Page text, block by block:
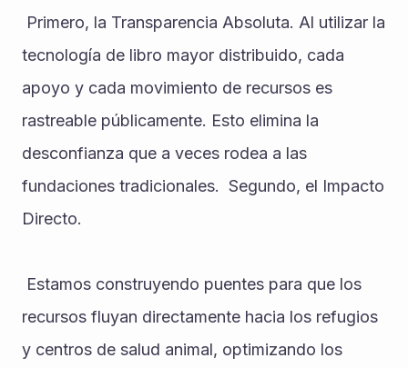
‎ ‎Primero, la Transparencia Absoluta. Al utilizar la
tecnología de libro mayor distribuido, cada
apoyo y cada movimiento de recursos es
rastreable públicamente. Esto elimina la
desconfianza que a veces rodea a las
fundaciones tradicionales. ‎ ‎Segundo, el Impacto
Directo.
recursos fluyan directamente hacia los refugios
y centros de salud animal, optimizando los